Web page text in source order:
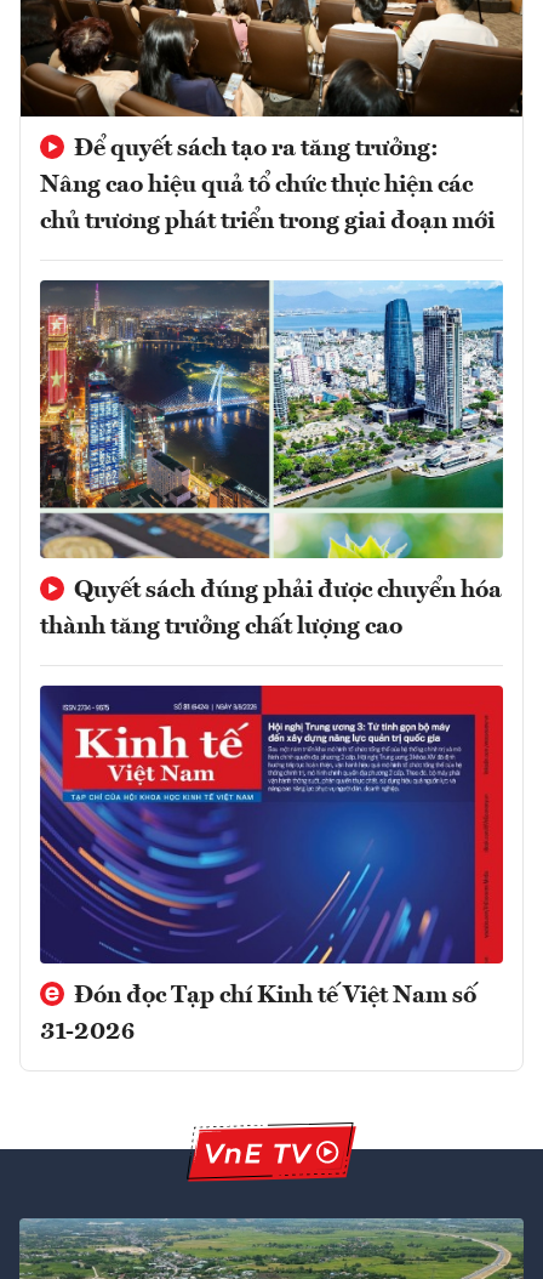
Để quyết sách tạo ra tăng trưởng:
Nâng cao hiệu quả tổ chức thực hiện các
chủ trương phát triển trong giai đoạn mới
Quyết sách đúng phải được chuyển hóa
thành tăng trưởng chất lượng cao
Đón đọc Tạp chí Kinh tế Việt Nam số
31-2026